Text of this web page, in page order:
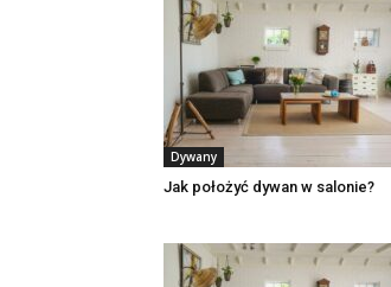
Dywany
Jak położyć dywan w salonie?